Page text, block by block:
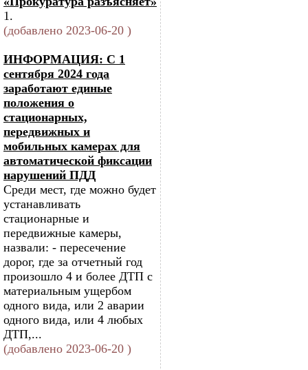
1.
(добавлено 2023-06-20 )
ИНФОРМАЦИЯ: С 1
сентября 2024 года
заработают единые
положения о
стационарных,
передвижных и
мобильных камерах для
автоматической фиксации
нарушений ПДД
Среди мест, где можно будет
устанавливать
стационарные и
передвижные камеры,
назвали: - пересечение
дорог, где за отчетный год
произошло 4 и более ДТП с
материальным ущербом
одного вида, или 2 аварии
одного вида, или 4 любых
ДТП,...
(добавлено 2023-06-20 )